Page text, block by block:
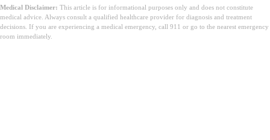
Medical Disclaimer: This article is for informational purposes only and does not constitute
medical advice. Always consult a qualified healthcare provider for diagnosis and treatment
decisions. If you are experiencing a medical emergency, call 911 or go to the nearest emergency
room immediately.